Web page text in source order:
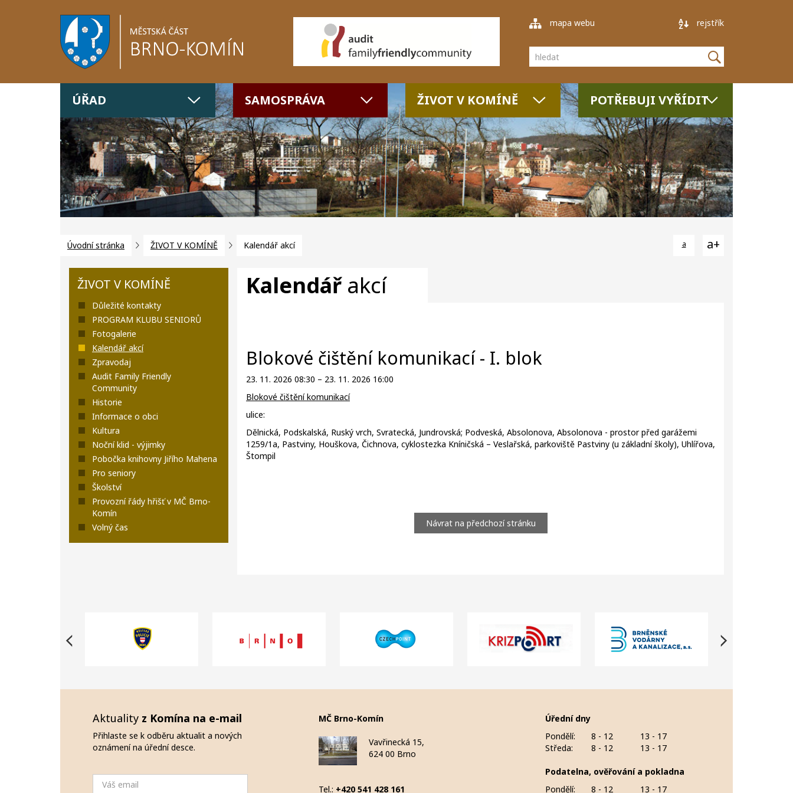
mapa webu rejstřík
Vyhledávání
ÚŘAD SAMOSPRÁVA ŽIVOT V KOMÍNĚ POTŘEBUJI VYŘÍDIT
Úvodní stránka ŽIVOT V KOMÍNĚ Kalendář akcí a a+
Kalendářakcí
Blokové čištění komunikací - I. blok
23. 11. 2026 08:30 – 23. 11. 2026 16:00
Blokové čištění komunikací
ulice:
Dělnická, Podskalská, Ruský vrch, Svratecká, Jundrovská; Podveská, Absolonova, Absolonova - prostor před garážemi
1259/1a, Pastviny, Houškova, Čichnova, cyklostezka Kníničská – Veslařská, parkoviště Pastviny (u základní školy), Uhlířova,
Štompil
Návrat na předchozí stránku
ŽIVOT V KOMÍNĚ
Důležité kontakty
PROGRAM KLUBU SENIORŮ
Fotogalerie
Kalendář akcí
Zpravodaj
Audit Family Friendly
Community
Historie
Informace o obci
Kultura
Noční klid - výjimky
Pobočka knihovny Jiřího Mahena
Pro seniory
Školství
Provozní řády hřišť v MČ Brno-
Komín
Volný čas
Aktuality z Komína na e-mail
Přihlaste se k odběru aktualit a nových
oznámení na úřední desce.
MČ Brno-Komín
Vavřinecká 15,
624 00 Brno
Tel.: +420 541 428 161
Úřední dny
Pondělí:
8 - 12
13 - 17
Středa:
8 - 12 13 - 17
Podatelna, ověřování a pokladna
Pondělí:
8 - 12 13 - 17